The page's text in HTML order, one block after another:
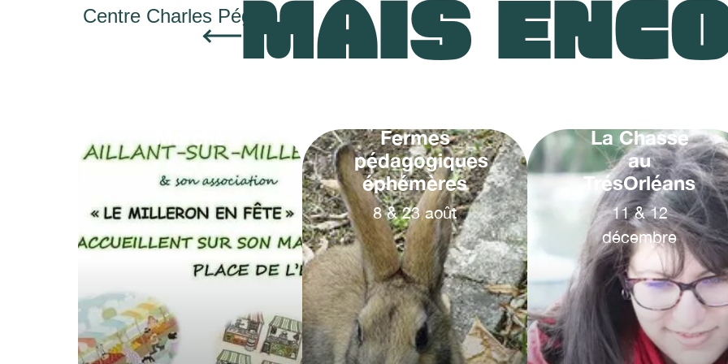
Centre Charles PéguyMAIS
Marché
3 & 25 mai
Fermes
pédagogiques
éphémères
8 & 23 août
La Chasse
au
TrésOrléans
11 & 12
décembre